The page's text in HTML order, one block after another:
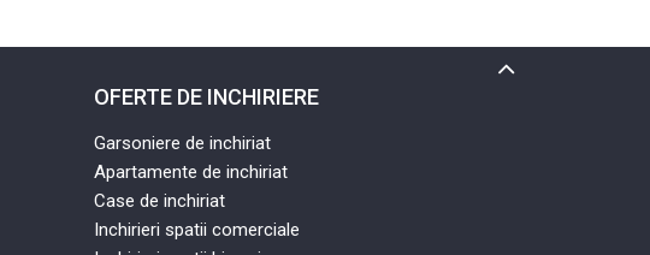
OFERTE DE INCHIRIERE
Garsoniere de inchiriat
Apartamente de inchiriat
Case de inchiriat
Inchirieri spatii comerciale